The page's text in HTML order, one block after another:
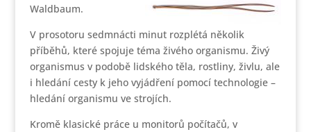
Waldbaum.
V prosotoru sedmnácti minut rozplétá několik
příběhů, které spojuje téma živého organismu. Živý
organismus v podobě lidského těla, rostliny, živlu, ale
i hledání cesty k jeho vyjádření pomocí technologie –
hledání organismu ve strojích.
Kromě klasické práce u monitorů počítačů, v